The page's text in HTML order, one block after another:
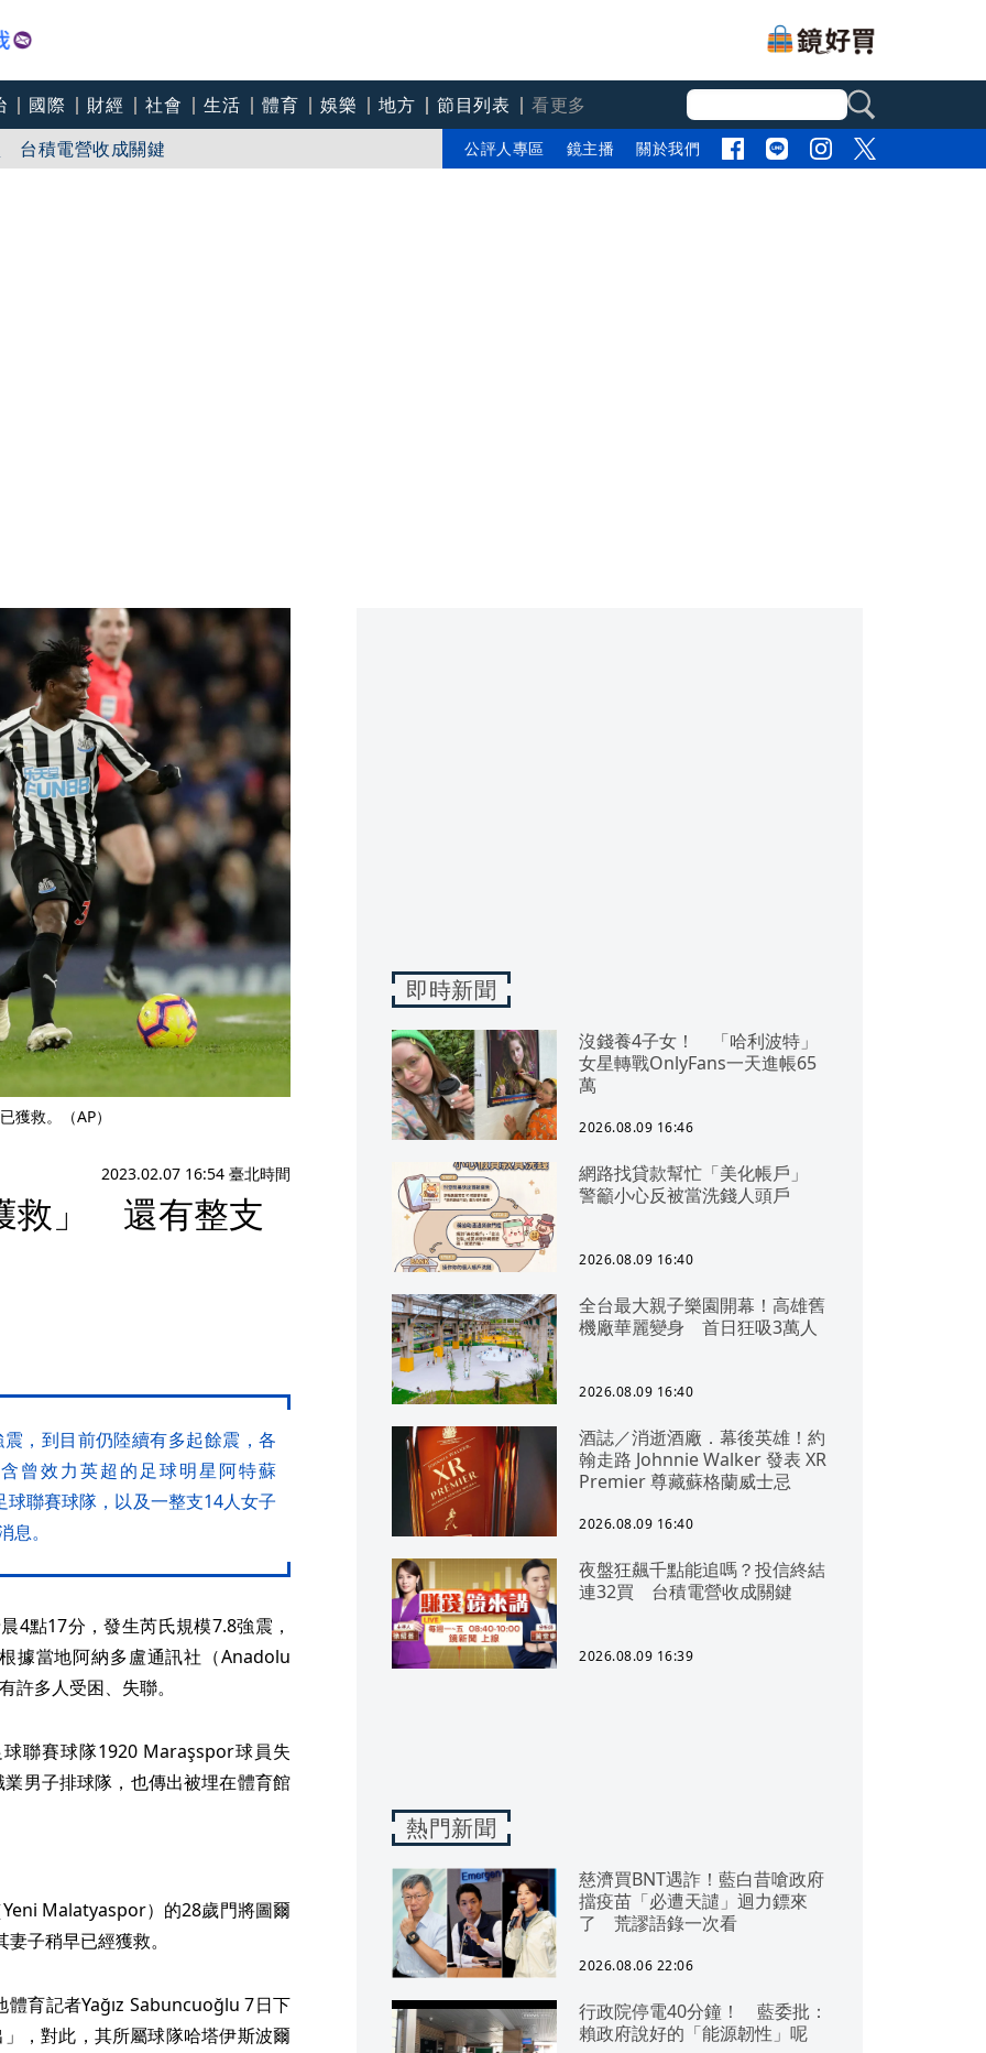
國際 財經 社會 生活 體育 娛樂 地方 節目列表 看更多
台積電營收成關鍵
路徑、對台影響一次看
公評人專區 鏡主播 關於我們
獲救。（AP）
2023.02.07 16:54 臺北時間
救」 還有整支
，到目前仍陸續有多起餘震，各
曾效力英超的足球明星阿特蘇
聯賽球隊，以及一整支14人女子
。
4點17分，發生芮氏規模7.8強震，
據當地阿納多盧通訊社（Anadolu
多人受困、失聯。
聯賽球隊1920 Maraşspor球員失
男子排球隊，也傳出被埋在體育館
Malatyaspor）的28歲門將圖爾
子稍早已經獲救。
育記者Yağız Sabuncuoğlu 7日下
，對此，其所屬球隊哈塔伊斯波爾
即時新聞
沒錢養4子女！ 「哈利波特」
女星轉戰OnlyFans一天進帳65
萬
2026.08.09 16:46
網路找貸款幫忙「美化帳戶」
警籲小心反被當洗錢人頭戶
2026.08.09 16:40
全台最大親子樂園開幕！高雄舊
機廠華麗變身 首日狂吸3萬人
2026.08.09 16:40
酒誌／消逝酒廠．幕後英雄！約
翰走路 Johnnie Walker 發表 XR
Premier 尊藏蘇格蘭威士忌
2026.08.09 16:40
夜盤狂飆千點能追嗎？投信終結
連32買 台積電營收成關鍵
2026.08.09 16:39
熱門新聞
慈濟買BNT遇詐！藍白昔嗆政府
擋疫苗「必遭天譴」迴力鏢來
了 荒謬語錄一次看
2026.08.06 22:06
行政院停電40分鐘！ 藍委批：
賴政府說好的「能源韌性」呢